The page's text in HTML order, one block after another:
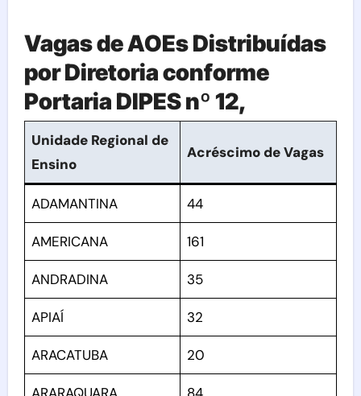
Vagas de AOEs Distribuídas
por Diretoria conforme
Portaria DIPES nº 12,
Unidade Regional de
Ensino
Acréscimo de Vagas
ADAMANTINA 44
AMERICANA 161
ANDRADINA 35
APIAÍ 32
ARACATUBA 20